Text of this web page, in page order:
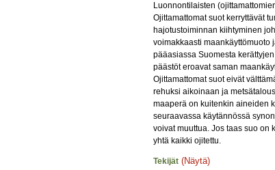
Luonnontilaisten
Ojittamattomat suot kerryttävät
hajotustoiminnan kiihtyminen
voimakkaasti
pääasiassa Suomesta
päästöt eroavat saman
Ojittamattomat suot eivät
rehuksi aikoinaan ja
maaperä on kuitenkin aineiden
seuraavassa käytännössä
voivat muuttua. Jos taas suo on
yhtä kaikki ojitettu.
Tekijät (Näytä)